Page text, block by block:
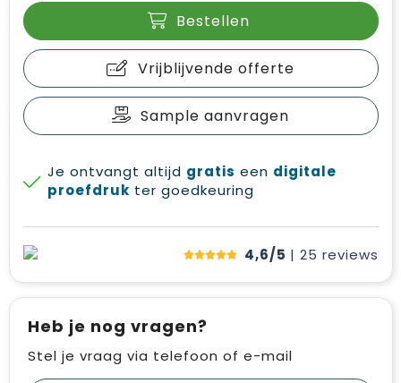
Bestellen
Vrijblijvende offerte
Sample aanvragen
Je ontvangt altijd gratis een digitale
proefdruk ter goedkeuring
4,6/5 | 25 reviews
Heb je nog vragen?
Stel je vraag via telefoon of e-mail